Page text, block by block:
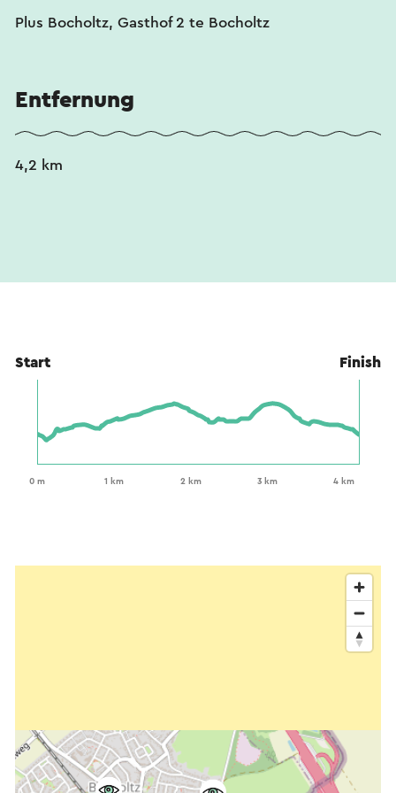
Plus Bocholtz, Gasthof 2 te Bocholtz
Entfernung
4,2 km
Start Finish